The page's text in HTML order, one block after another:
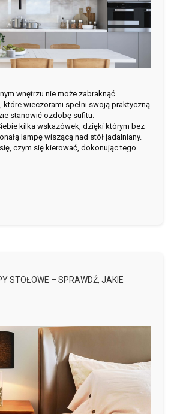
wnętrzu nie może zabraknąć
wieczorami spełni swoją praktyczną
stanowić ozdobę sufitu.
kilka wskazówek, dzięki którym bez
lampę wiszącą nad stół jadalniany.
czym się kierować, dokonując tego
STOŁOWE – SPRAWDŹ, JAKIE